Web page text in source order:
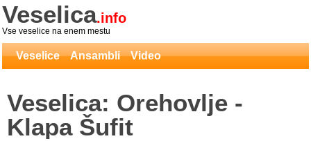
Veselica.info
Vse veselice na enem mestu
Veselice Ansambli Video
Veselica: Orehovlje -
Klapa Šufit